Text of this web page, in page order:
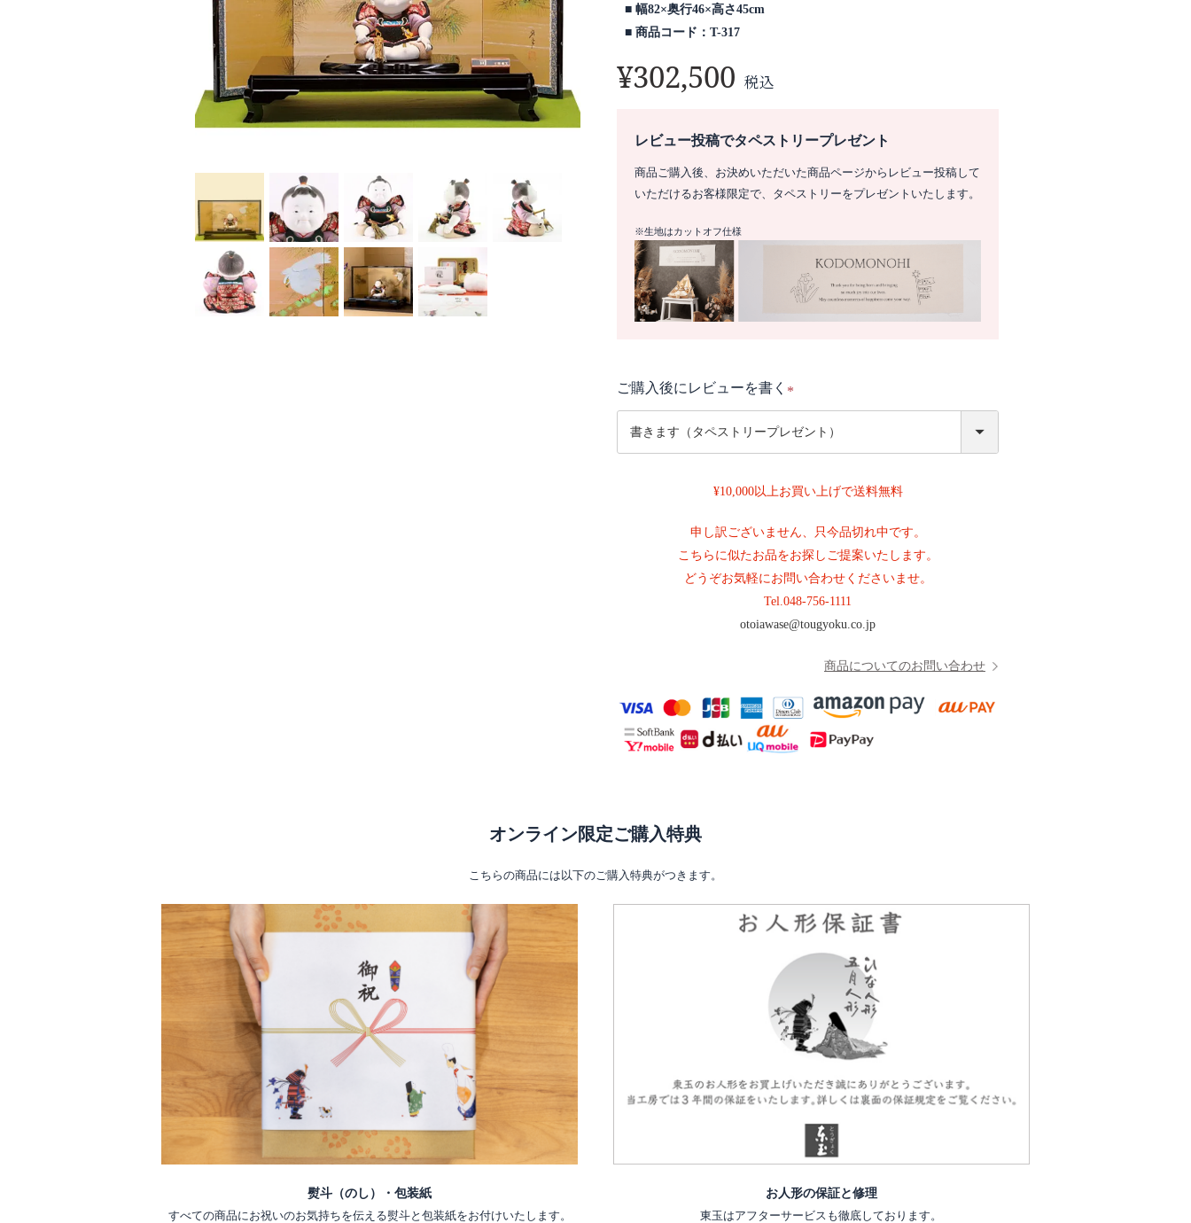
幅82×奥行46×高さ45cm
商品コード：T-317
¥302,500 税込
レビュー投稿でタペストリープレゼント
商品ご購入後、お決めいただいた商品ページからレビュー投稿して
いただけるお客様限定で、タペストリーをプレゼントいたします。
※生地はカットオフ仕様
ご購入後にレビューを書く
)
¥10,000以上お買い上げで送料無料
申し訳ございません、只今品切れ中です。
こちらに似たお品をお探しご提案いたします。
どうぞお気軽にお問い合わせくださいませ。
Tel.048-756-1111
otoiawase@tougyoku.co.jp
商品についてのお問い合わせ
オンライン限定ご購入特典
こちらの商品には以下のご購入特典がつきます。
熨斗（のし）・包装紙
すべての商品にお祝いのお気持ちを伝える熨斗と包装紙をお付けいたします。
お人形の保証と修理
東玉はアフターサービスも徹底しております。